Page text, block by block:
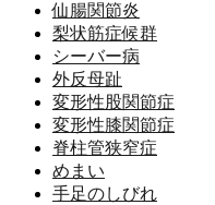
仙腸関節炎
梨状筋症候群
シーバー病
外反母趾
変形性股関節症
変形性膝関節症
脊柱管狭窄症
めまい
手足のしびれ